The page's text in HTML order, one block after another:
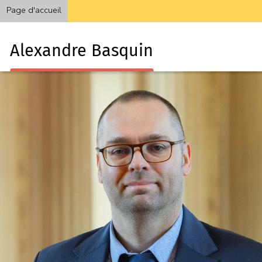
Page d'accueil
Alexandre Basquin